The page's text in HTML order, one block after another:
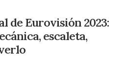
de Eurovisión 2023:
escaleta,